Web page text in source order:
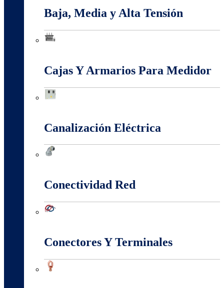
Baja, Media y Alta Tensión
Cajas Y Armarios Para Medidor
Canalización Eléctrica
Conectividad Red
Conectores Y Terminales